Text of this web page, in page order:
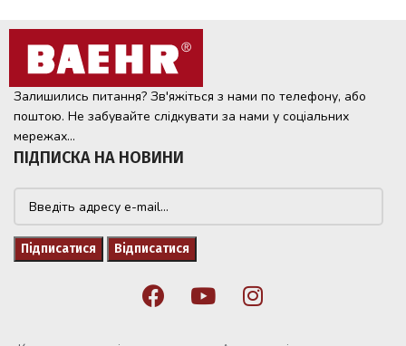
Залишились питання? Зв'яжіться з нами по телефону, або
поштою. Не забувайте слідкувати за нами у соціальних
мережах...
ПІДПИСКА НА НОВИНИ